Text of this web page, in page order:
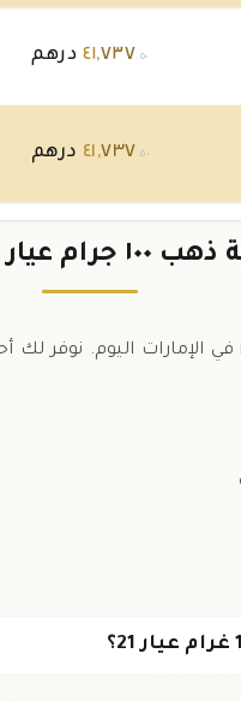
٤١,٧٣٧.٥٠ درهم
٤١,٧٣٧ .٥٠ درهم
٤١,٧٣٧.٥٠ درهم ٢١ في الإمارات
تابع سعر سبيكة الذهب ١٠٠ جرام عيار ٢١ في